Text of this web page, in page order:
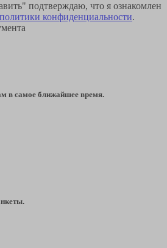
подтверждаю, что я ознакомлен
политики конфиденциальности.
в самое ближайшее время.